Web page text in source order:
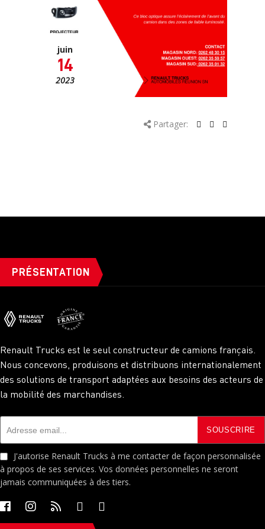
juin
14
2023
Partager:
PRÉSENTATION
Renault Trucks est le seul constructeur de camions français.
Nous concevons, produisons et distribuons internationalement
des solutions de transport adaptées aux besoins des acteurs de
la mobilité des marchandises.
J'autorise Renault Trucks à me contacter de façon personnalisée
à propos de ses services. Vos données personnelles ne seront
jamais communiquées à des tiers.